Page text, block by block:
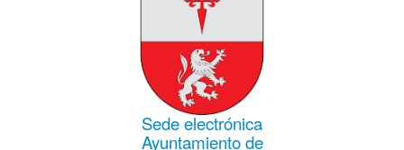
Sede electrónica
Ayuntamiento de